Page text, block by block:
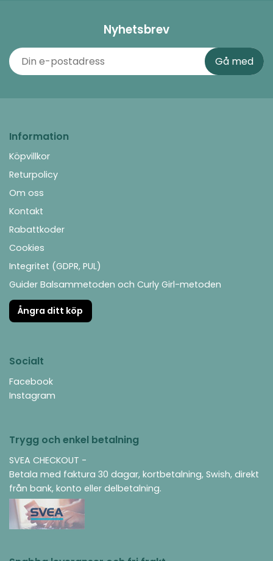
Nyhetsbrev
Information
Köpvillkor
Returpolicy
Om oss
Kontakt
Rabattkoder
Cookies
Integritet (GDPR, PUL)
Guider Balsammetoden och Curly Girl-metoden
Ångra ditt köp
Socialt
Facebook
Instagram
Trygg och enkel betalning
SVEA CHECKOUT -
Betala med faktura 30 dagar, kortbetalning, Swish, direkt
från bank, konto eller delbetalning.